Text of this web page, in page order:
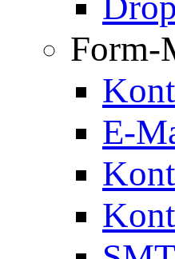
Form-
E-